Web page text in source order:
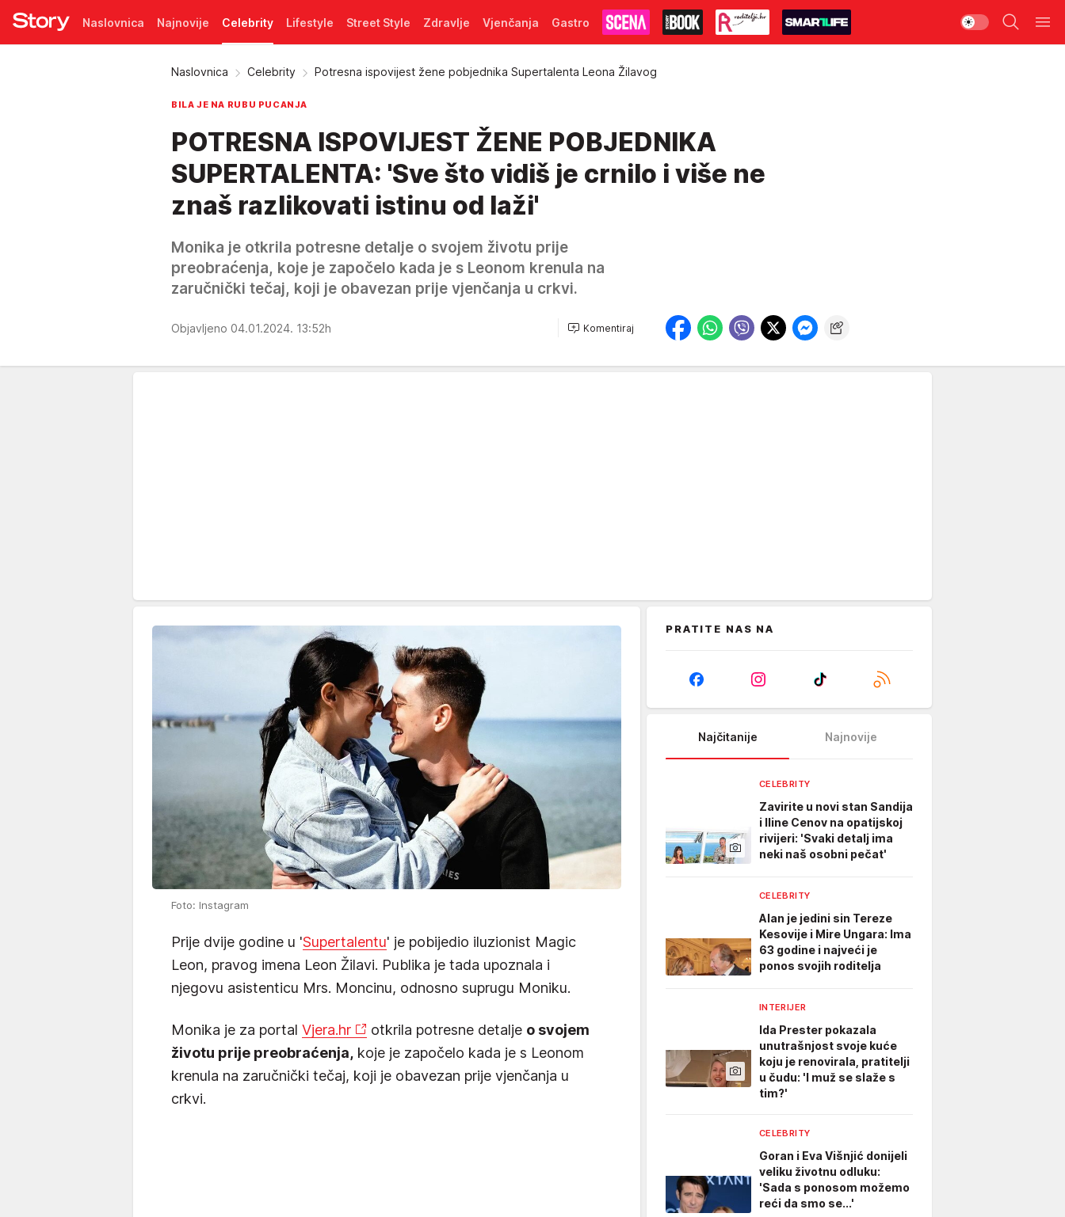
Naslovnica Najnovije Celebrity Lifestyle Street Style Zdravlje Vjenčanja Gastro
Naslovnica Celebrity Potresna ispovijest žene pobjednika Supertalenta Leona Žilavog
BILA JE NA RUBU PUCANJA
POTRESNA ISPOVIJEST ŽENE POBJEDNIKA
SUPERTALENTA: 'Sve što vidiš je crnilo i više ne
znaš razlikovati istinu od laži'
Monika je otkrila potresne detalje o svojem životu prije
preobraćenja, koje je započelo kada je s Leonom krenula na
zaručnički tečaj, koji je obavezan prije vjenčanja u crkvi.
Objavljeno 04.01.2024. 13:52h Komentiraj
Foto: Instagram
Prije dvije godine u 'Supertalentu' je pobijedio iluzionist Magic
Leon, pravog imena Leon Žilavi. Publika je tada upoznala i
njegovu asistenticu Mrs. Moncinu, odnosno suprugu Moniku.
Monika je za portal Vjera.hr otkrila potresne detalje o svojem
životu prije preobraćenja, koje je započelo kada je s Leonom
krenula na zaručnički tečaj, koji je obavezan prije vjenčanja u
crkvi.
PRATITE NAS NA
Najčitanije Najnovije
CELEBRITY
Zavirite u novi stan Sandija
i Iline Cenov na opatijskoj
rivijeri: 'Svaki detalj ima
neki naš osobni pečat'
CELEBRITY
Alan je jedini sin Tereze
Kesovije i Mire Ungara: Ima
63 godine i najveći je
ponos svojih roditelja
INTERIJER
Ida Prester pokazala
unutrašnjost svoje kuće
koju je renovirala, pratitelji
u čudu: 'I muž se slaže s
tim?'
CELEBRITY
Goran i Eva Višnjić donijeli
veliku životnu odluku:
'Sada s ponosom možemo
reći da smo se...'